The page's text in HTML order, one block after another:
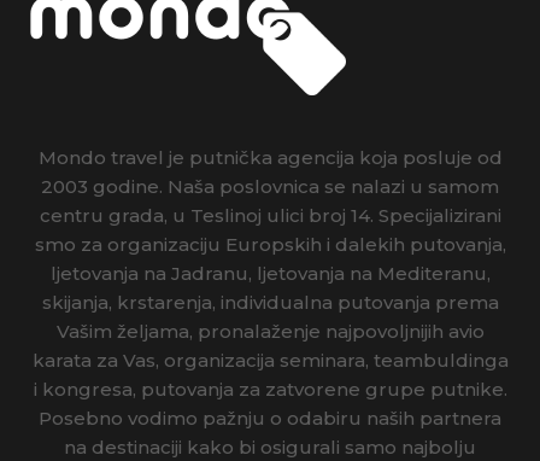
Mondo travel je putnička agencija koja posluje od
2003 godine. Naša poslovnica se nalazi u samom
centru grada, u Teslinoj ulici broj 14. Specijalizirani
smo za organizaciju Europskih i dalekih putovanja,
ljetovanja na Jadranu, ljetovanja na Mediteranu,
skijanja, krstarenja, individualna putovanja prema
Vašim željama, pronalaženje najpovoljnijih avio
karata za Vas, organizacija seminara, teambuldinga
i kongresa, putovanja za zatvorene grupe putnike.
Posebno vodimo pažnju o odabiru naših partnera
na destinaciji kako bi osigurali samo najbolju